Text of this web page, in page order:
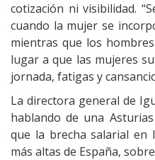
cotización ni visibilidad.
cuando la mujer se
mientras que los
lugar a que las mujeres
jornada, fatigas y
La directora general de
hablando de una
que la brecha salarial en
más altas de España,